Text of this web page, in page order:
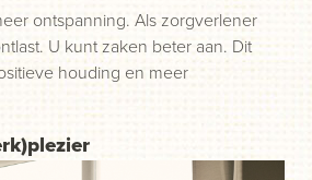
ontspanning. Als zorgverlener
U kunt zaken beter aan. Dit
houding en meer